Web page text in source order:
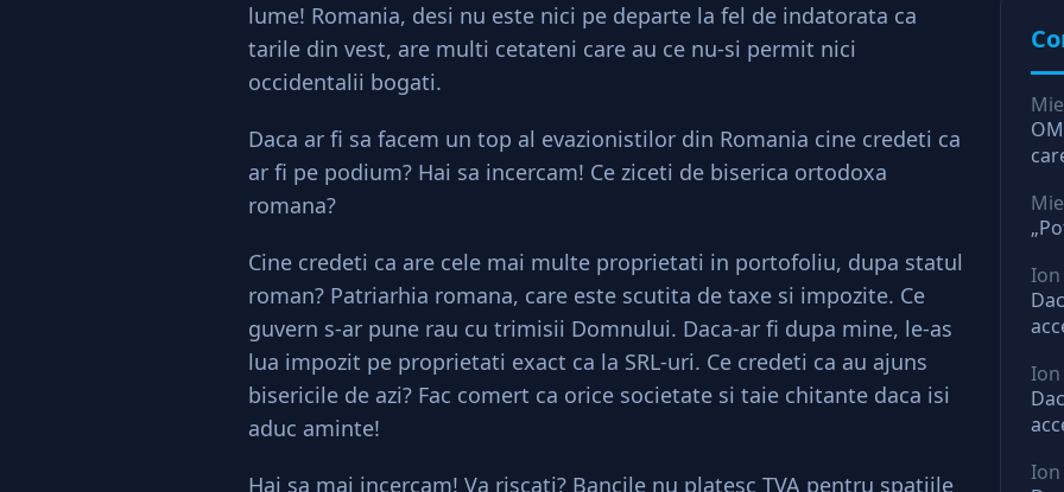
lume! Romania, desi nu este nici pe departe la fel de indatorata ca
tarile din vest, are multi cetateni care au ce nu-si permit nici
occidentalii bogati.
Daca ar fi sa facem un top al evazionistilor din Romania cine credeti ca
ar fi pe podium? Hai sa incercam! Ce ziceti de biserica ortodoxa
romana?
Cine credeti ca are cele mai multe proprietati in portofoliu, dupa statul
roman? Patriarhia romana, care este scutita de taxe si impozite. Ce
guvern s-ar pune rau cu trimisii Domnului. Daca-ar fi dupa mine, le-as
lua impozit pe proprietati exact ca la SRL-uri. Ce credeti ca au ajuns
bisericile de azi? Fac comert ca orice societate si taie chitante daca isi
aduc aminte!
Hai sa mai incercam! Va riscati? Bancile nu platesc TVA pentru spatiile